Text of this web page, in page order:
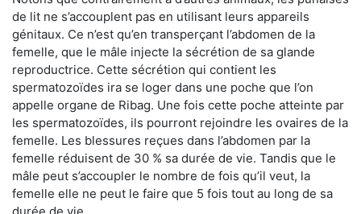
de lit ne s’accouplent pas en utilisant leurs appareils
génitaux. Ce n’est qu’en transperçant l’abdomen de la
femelle, que le mâle injecte la sécrétion de sa glande
reproductrice. Cette sécrétion qui contient les
spermatozoïdes ira se loger dans une poche que l’on
appelle organe de Ribag. Une fois cette poche atteinte par
les spermatozoïdes, ils pourront rejoindre les ovaires de la
femelle. Les blessures reçues dans l’abdomen par la
femelle réduisent de 30 % sa durée de vie. Tandis que le
mâle peut s’accoupler le nombre de fois qu’il veut, la
femelle elle ne peut le faire que 5 fois tout au long de sa
durée de vie.